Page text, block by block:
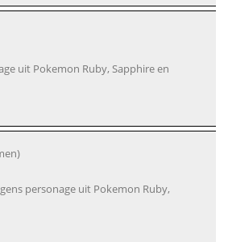
uit Pokemon Ruby, Sapphire en
personage uit Pokemon Ruby,